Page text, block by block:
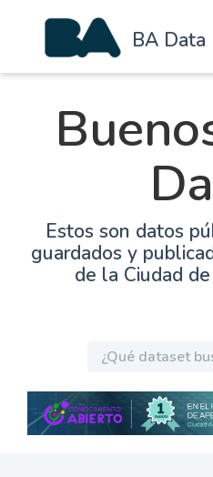
BA Data
Estos son datos
guardados y
de la Ciudad